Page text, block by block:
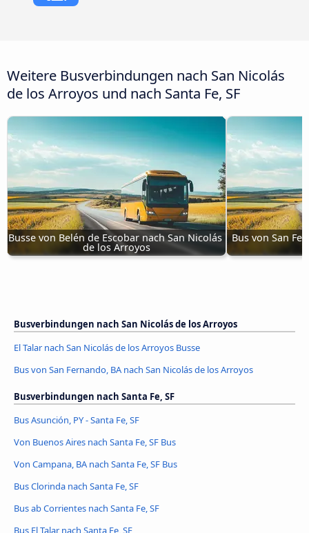
Weitere Busverbindungen nach San Nicolás
de los Arroyos und nach Santa Fe, SF
Busse von Belén de Escobar nach San Nicolás
de los Arroyos
Bus von San
Busverbindungen nach San Nicolás de los Arroyos
El Talar nach San Nicolás de los Arroyos Busse
Bus von San Fernando, BA nach San Nicolás de los Arroyos
Busverbindungen nach Santa Fe, SF
Bus Asunción, PY - Santa Fe, SF
Von Buenos Aires nach Santa Fe, SF Bus
Von Campana, BA nach Santa Fe, SF Bus
Bus Clorinda nach Santa Fe, SF
Bus ab Corrientes nach Santa Fe, SF
Bus El Talar nach Santa Fe, SF